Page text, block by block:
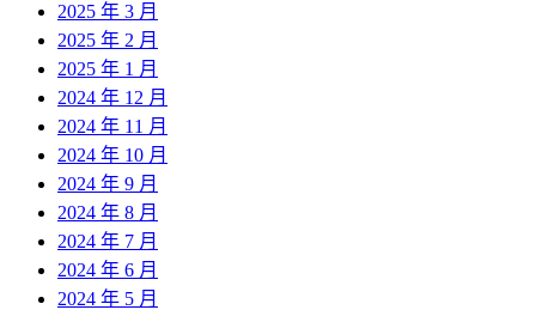
2025 年 3 月
2025 年 2 月
2025 年 1 月
2024 年 12 月
2024 年 11 月
2024 年 10 月
2024 年 9 月
2024 年 8 月
2024 年 7 月
2024 年 6 月
2024 年 5 月